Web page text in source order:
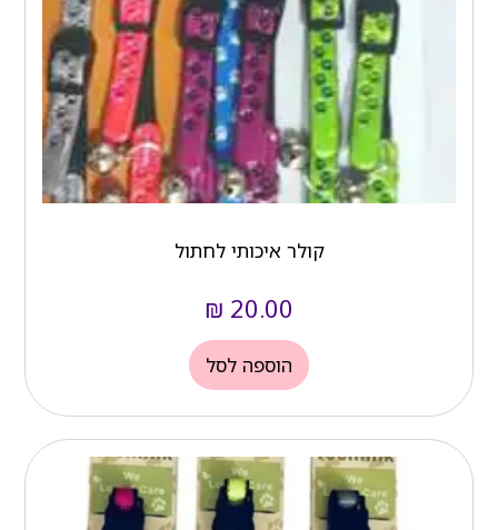
קולר איכותי לחתול
₪ 20.00
הוספה לסל